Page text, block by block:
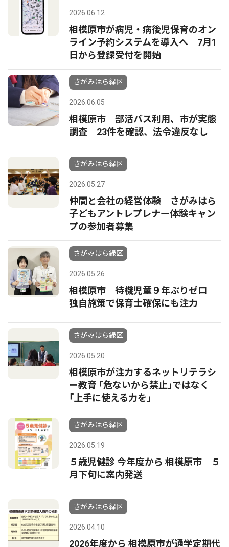
2026.06.12
相模原市が病児・病後児保育のオン
ライン予約システムを導入へ 7月1
日から登録受付を開始
さがみはら緑区
2026.06.05
相模原市 部活バス利用、市が実態
調査 23件を確認、法令違反なし
さがみはら緑区
2026.05.27
仲間と会社の経営体験 さがみはら
子どもアントレプレナー体験キャン
プの参加者募集
さがみはら緑区
2026.05.26
相模原市 待機児童９年ぶりゼロ
独自施策で保育士確保にも注力
さがみはら緑区
2026.05.20
相模原市が注力するネットリテラシ
ー教育 ｢危ないから禁止｣ではなく
｢上手に使える力を｣
さがみはら緑区
2026.05.19
５歳児健診 今年度から 相模原市 ５
月下旬に案内発送
さがみはら緑区
2026.04.10
2026年度から 相模原市が通学定期代